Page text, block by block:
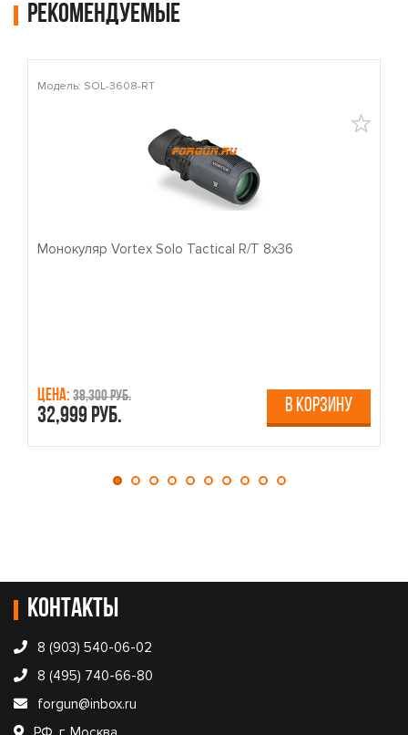
Рекомендуемые
Модель: SOL-3608-RT
Монокуляр Vortex Solo Tactical R/T 8x36
Цена: 38,300 руб.
32,999 руб. В КОРЗИНУ
Контакты
8 (903) 540-06-02
8 (495) 740-66-80
forgun@inbox.ru